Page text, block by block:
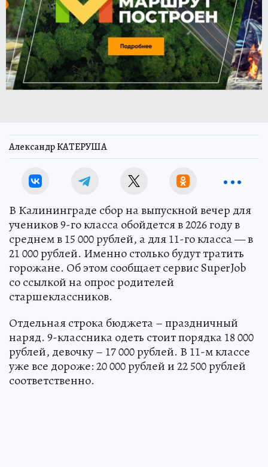
Александр КАТЕРУША
В Калининграде сбор на выпускной вечер для
учеников 9-го класса обойдется в 2026 году в
среднем в 15 000 рублей, а для 11-го класса — в
21 000 рублей. Именно столько будут тратить
горожане. Об этом сообщает сервис SuperJob
со ссылкой на опрос родителей
старшеклассников.
Отдельная строка бюджета – праздничный
наряд. 9-классника одеть стоит порядка 18 000
рублей, девочку – 17 000 рублей. В 11-м классе
уже все дороже: 20 000 рублей и 22 500 рублей
соответственно.